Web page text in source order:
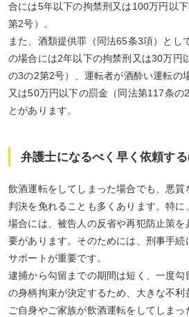
合には5年以下の拘禁刑又は100万円以
第2号）。
また、酒類提供罪（同法65条3項）とし
の場合には2年以下の拘禁刑又は30万円
の3の2第2号）、運転者が酒酔い運転の
又は50万円以下の罰金（同法第117条の
とがあります。
弁護士になるべく早く依頼す
飲酒運転をしてしまった場合でも、悪質
判決を免れることも多くあります。特に
場合には、被告人の反省や再犯防止策
要があります。そのためには、刑事手続
サポートが重要です。
逮捕から勾留までの期間は短く、一度
の身柄拘束が決定するため、大きな不利
ご自身やご家族が飲酒運転をしてしま